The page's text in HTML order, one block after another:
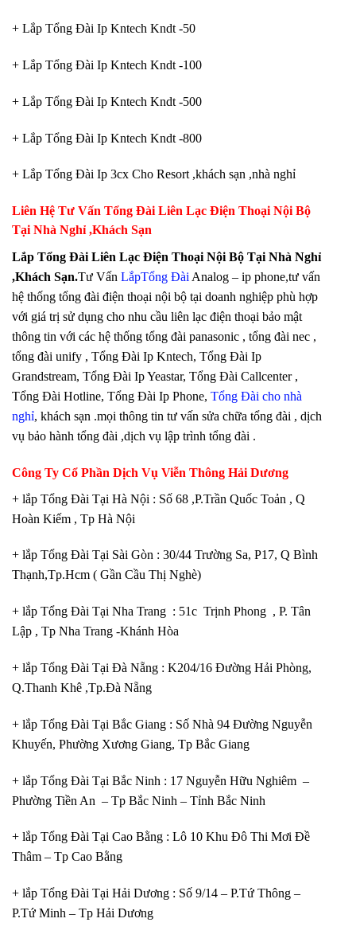
+ Lắp Tổng Đài Ip Kntech Kndt -50
+ Lắp Tổng Đài Ip Kntech Kndt -100
+ Lắp Tổng Đài Ip Kntech Kndt -500
+ Lắp Tổng Đài Ip Kntech Kndt -800
+ Lắp Tổng Đài Ip 3cx Cho Resort ,khách sạn ,nhà nghỉ
Liên Hệ Tư Vấn Tổng Đài Liên Lạc Điện Thoại Nội Bộ
Tại Nhà Nghỉ ,Khách Sạn
Lắp Tổng Đài Liên Lạc Điện Thoại Nội Bộ Tại Nhà Nghỉ
,Khách Sạn.Tư Vấn LắpTổng Đài Analog – ip phone,tư vấn
hệ thống tổng đài điện thoại nội bộ tại doanh nghiệp phù hợp
với giá trị sử dụng cho nhu cầu liên lạc điện thoại bảo mật
thông tin với các hệ thống tổng đài panasonic , tổng đài nec ,
tổng đài unify , Tổng Đài Ip Kntech, Tổng Đài Ip
Grandstream, Tổng Đài Ip Yeastar, Tổng Đài Callcenter ,
Tổng Đài Hotline, Tổng Đài Ip Phone, Tổng Đài cho nhà
nghỉ, khách sạn .mọi thông tin tư vấn sửa chữa tổng đài , dịch
vụ bảo hành tổng đài ,dịch vụ lập trình tổng đài .
Công Ty Cổ Phần Dịch Vụ Viễn Thông Hải Dương
+ lắp Tổng Đài Tại Hà Nội : Số 68 ,P.Trần Quốc Toản , Q
Hoàn Kiếm , Tp Hà Nội
+ lắp Tổng Đài Tại Sài Gòn : 30/44 Trường Sa, P17, Q Bình
Thạnh,Tp.Hcm ( Gần Cầu Thị Nghè)
+ lắp Tổng Đài Tại Nha Trang : 51c Trịnh Phong , P. Tân
Lập , Tp Nha Trang -Khánh Hòa
+ lắp Tổng Đài Tại Đà Nẵng : K204/16 Đường Hải Phòng,
Q.Thanh Khê ,Tp.Đà Nẵng
+ lắp Tổng Đài Tại Bắc Giang : Số Nhà 94 Đường Nguyễn
Khuyến, Phường Xương Giang, Tp Bắc Giang
+ lắp Tổng Đài Tại Bắc Ninh : 17 Nguyễn Hữu Nghiêm –
Phường Tiền An – Tp Bắc Ninh – Tỉnh Bắc Ninh
+ lắp Tổng Đài Tại Cao Bằng : Lô 10 Khu Đô Thi Mơi Đề
Thâm – Tp Cao Bằng
+ lắp Tổng Đài Tại Hải Dương : Số 9/14 – P.Tứ Thông –
P.Tứ Minh – Tp Hải Dương